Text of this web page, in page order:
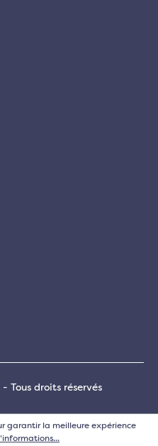
Tous droits réservés
garantir la meilleure expérience